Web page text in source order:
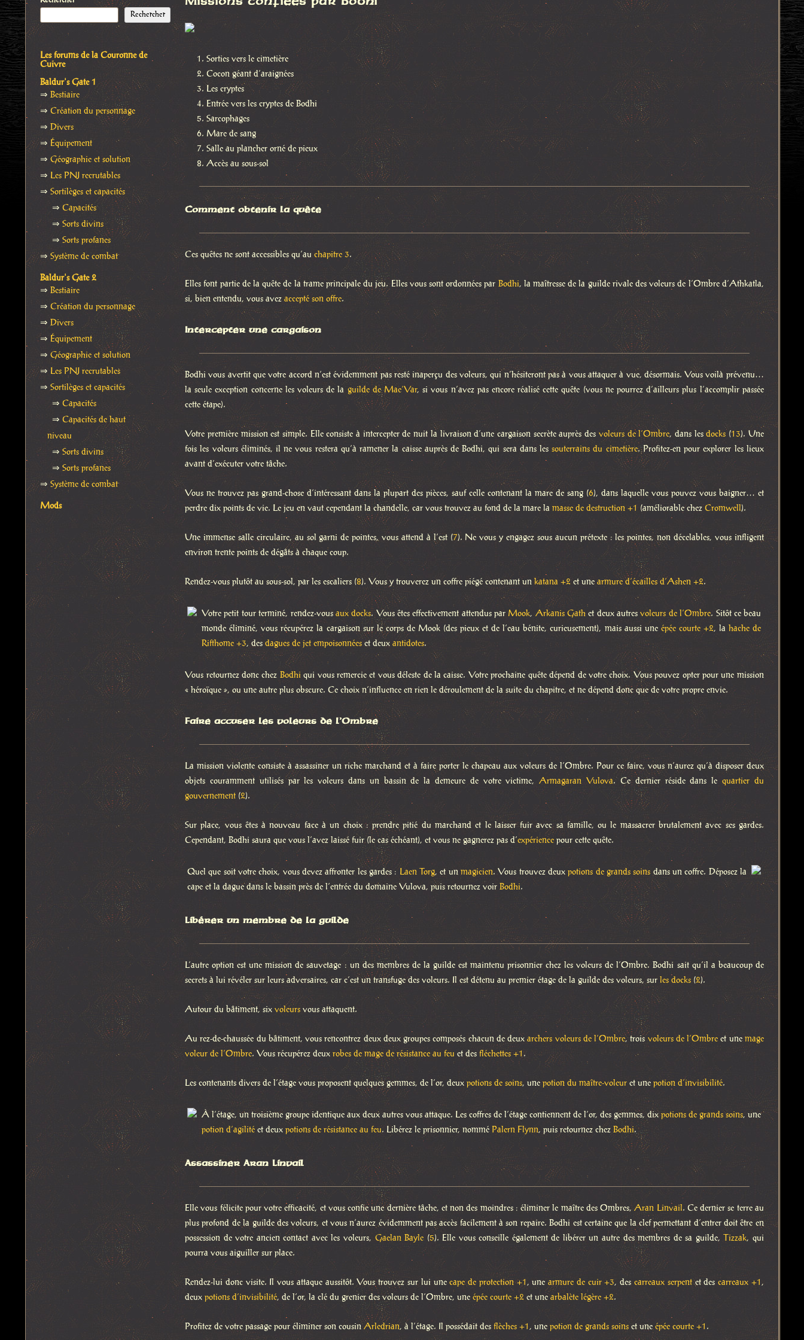
Sorties vers le cimetière
Cocon géant d’araignées
Les cryptes
Entrée vers les cryptes de Bodhi
Sarcophages
Mare de sang
Salle au plancher orné de pieux
Accès au sous-sol
Comment obtenir la quête
Ces quêtes ne sont accessibles qu’auchapitre 3.
Elles font partie de la quête de la trame principale du jeu. Elles vous sont ordonnées par Bodhi, la maîtresse de la guilde rivale des voleurs de l’Ombre d’Athkatla,
si, bien entendu, vous avezaccepté son offre.
Intercepter une cargaison
Bodhi vous avertit que votre accord n’est évidemment pas resté inaperçu des voleurs, qui n’hésiteront pas à vous attaquer à vue, désormais. Vous voilà prévenu…
la seule exception concerne les voleurs de la guilde de Mae’Var, si vous n’avez pas encore réalisé cette quête (vous ne pourrez d’ailleurs plus l’accomplir passée
cette étape).
Votre première mission est simple. Elle consiste à intercepter de nuit la livraison d’une cargaison secrète auprès des voleurs de l’Ombre, dans lesdocks (13). Une
fois les voleurs éliminés, il ne vous restera qu’à ramener la caisse auprès de Bodhi, qui sera dans lessouterrains du cimetière. Profitez-en pour explorer les lieux
avant d’exécuter votre tâche.
Vous ne trouvez pas grand-chose d’intéressant dans la plupart des pièces, sauf celle contenant la mare de sang (6), dans laquelle vous pouvez vous baigner… et
perdre dix points de vie. Le jeu en vaut cependant la chandelle, car vous trouvez au fond de la mare lamasse de destruction +1 (améliorable chezCromwell).
Une immense salle circulaire, au sol garni de pointes, vous attend à l’est (7). Ne vous y engagez sous aucun prétexte : les pointes, non décelables, vous infligent
environ trente points de dégâts à chaque coup.
Rendez-vous plutôt au sous-sol, par les escaliers (8). Vous y trouverez un coffre piégé contenant un katana +2 et unearmure d’écailles d’Ashen +2.
Votre petit tour terminé, rendez-vous aux docks. Vous êtes effectivement attendus par Mook, Arkanis Gath et deux autresvoleurs de l’Ombre. Sitôt ce beau
monde éliminé, vous récupérez la cargaison sur le corps de Mook (des pieux et de l’eau bénite, curieusement), mais aussi une épée courte +2, la hache de
Rifthome +3, desdagues de jet empoisonnées et deuxantidotes.
Vous retournez donc chez Bodhiqui vous remercie et vous déleste de la caisse. Votre prochaine quête dépend de votre choix. Vous pouvez opter pour une mission
« héroïque », ou une autre plus obscure. Ce choix n’influence en rien le déroulement de la suite du chapitre, et ne dépend donc que de votre propre envie.
Faire accuser les voleurs de l’Ombre
La mission violente consiste à assassiner un riche marchand et à faire porter le chapeau aux voleurs de l’Ombre. Pour ce faire, vous n’aurez qu’à disposer deux
objets couramment utilisés par les voleurs dans un bassin de la demeure de votre victime,Armagaran Vulova. Ce dernier réside dans le quartier du
gouvernement (2).
Sur place, vous êtes à nouveau face à un choix : prendre pitié du marchand et le laisser fuir avec sa famille, ou le massacrer brutalement avec ses gardes.
Cependant, Bodhi saura que vous l’avez laissé fuir (le cas échéant), et vous ne gagnerez pas d’expérience pour cette quête.
Quel que soit votre choix, vous devez affronter les gardes : Laen Torg, et unmagicien. Vous trouvez deuxpotions de grands soins dans un coffre. Déposez la
cape et la dague dans le bassin près de l’entrée du domaine Vulova, puis retournez voirBodhi.
Libérer un membre de la guilde
L’autre option est une mission de sauvetage : un des membres de la guilde est maintenu prisonnier chez les voleurs de l’Ombre. Bodhi sait qu’il a beaucoup de
secrets à lui révéler sur leurs adversaires, car c’est un transfuge des voleurs. Il est détenu au premier étage de la guilde des voleurs, sur les docks (2).
Autour du bâtiment, sixvoleurs vous attaquent.
Au rez-de-chaussée du bâtiment, vous rencontrez deux deux groupes composés chacun de deuxarchers voleurs de l’Ombre, trois voleurs de l’Ombre et une mage
voleur de l’Ombre. Vous récupérez deuxrobes de mage de résistance au feu et desfléchettes +1.
Les contenants divers de l’étage vous proposent quelques gemmes, de l’or, deuxpotions de soins, unepotion du maître-voleur et unepotion d’invisibilité.
À l’étage, un troisième groupe identique aux deux autres vous attaque. Les coffres de l’étage contiennent de l’or, des gemmes, dixpotions de grands soins, une
potion d’agilité et deuxpotions de résistance au feu. Libérez le prisonnier, nommé Palern Flynn, puis retournez chezBodhi.
Assassiner Aran Linvail
Elle vous félicite pour votre efficacité, et vous confie une dernière tâche, et non des moindres : éliminer le maître des Ombres,Aran Linvail. Ce dernier se terre au
plus profond de la guilde des voleurs, et vous n’aurez évidemment pas accès facilement à son repaire. Bodhi est certaine que la clef permettant d’entrer doit être en
possession de votre ancien contact avec les voleurs, Gaelan Bayle (5). Elle vous conseille également de libérer un autre des membres de sa guilde, Tizzak, qui
pourra vous aiguiller sur place.
Rendez-lui donc visite. Il vous attaque aussitôt. Vous trouvez sur lui unecape de protection +1 , unearmure de cuir +3, des carreaux serpentet descarreaux +1 ,
deuxpotions d’invisibilité, de l’or, la clé du grenier des voleurs de l’Ombre, uneépée courte +2 et unearbalète légère +2.
Profitez de votre passage pour éliminer son cousinArledrian, à l’étage. Il possédait desflèches +1, unepotion de grands soins et uneépée courte +1 .
Rechercher
Les forums de la Couronne de
Cuivre
Baldur's Gate 1
⇒Bestiaire
⇒Création du personnage
⇒Divers
⇒ Équipement
⇒Géographie et solution
⇒ Les PNJ recrutables
⇒Sortilèges et capacités
⇒Capacités
⇒Sorts divins
⇒Sorts profanes
⇒Système de combat
Baldur's Gate 2
⇒Bestiaire
⇒Création du personnage
⇒Divers
⇒ Équipement
⇒Géographie et solution
⇒ Les PNJ recrutables
⇒Sortilèges et capacités
⇒Capacités
⇒Capacités de haut
niveau
⇒Sorts divins
⇒Sorts profanes
⇒Système de combat
Mods